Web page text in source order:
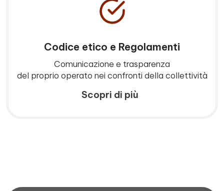
Codice etico e Regolamenti
Comunicazione e trasparenza
del proprio operato nei confronti della collettività
Scopri di più